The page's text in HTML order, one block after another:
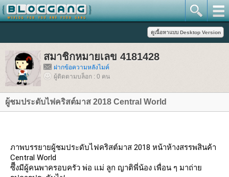
สมาชิกหมายเลข 4181428
ฝากข้อความหลังไมค์
ผู้ติดตามบล็อก : 0 คน
ผู้ชมประดับไฟคริสต์มาส 2018 Central World
ภาพบรรยายผู้ชมประดับไฟคริสต์มาส 2018 หน้าห้างสรรพสินค้า
Central World
ซึีงมีผู้คนพาครอบครัว พ่อ แม่ ลูก ญาติพี่น้อง เพื่อน ๆ มาถ่าย